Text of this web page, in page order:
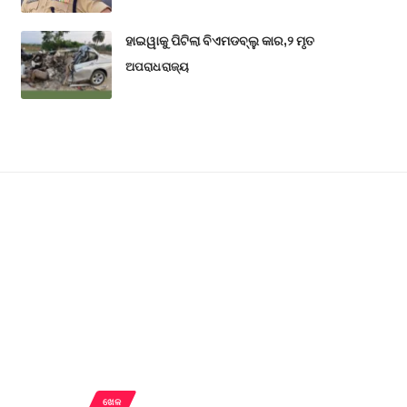
ହାଇୱାକୁ ପିଟିଲା ବିଏମଡବ୍ଲୁ କାର,୨ ମୃତ
ଅପରାଧରାଜ୍ୟ
ଖେଳ